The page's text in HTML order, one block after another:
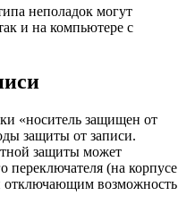
неполадок могут
и на компьютере с
«носитель защищен от
защиты от записи.
защиты может
переключателя (на корпусе
возможность